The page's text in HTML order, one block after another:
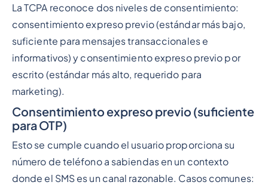
La TCPA reconoce dos niveles de consentimiento:
consentimiento expreso previo (estándar más bajo,
suficiente para mensajes transaccionales e
informativos) y consentimiento expreso previo por
escrito (estándar más alto, requerido para
marketing).
Consentimiento expreso previo (suficiente
para OTP)
Esto se cumple cuando el usuario proporciona su
número de teléfono a sabiendas en un contexto
donde el SMS es un canal razonable. Casos comunes: